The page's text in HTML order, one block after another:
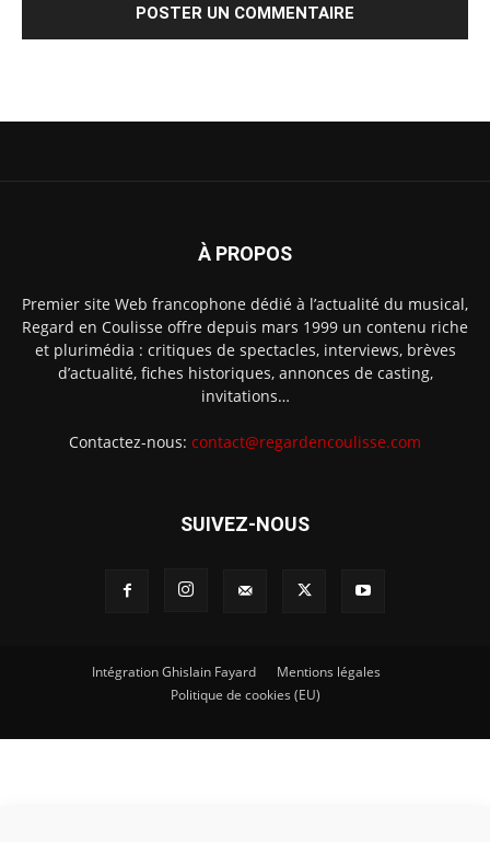
À PROPOS
Premier site Web francophone dédié à l’actualité du musical,
Regard en Coulisse offre depuis mars 1999 un contenu riche
et plurimédia : critiques de spectacles, interviews, brèves
d’actualité, fiches historiques, annonces de casting,
invitations…
Contactez-nous: contact@regardencoulisse.com
SUIVEZ-NOUS
Intégration Ghislain Fayard
Mentions légales
Politique de cookies (EU)